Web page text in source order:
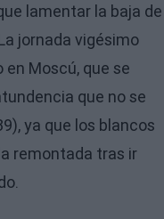
lamentar la baja de
jornada vigésimo
en Moscú, que se
que no se
ya que los blancos
remontada tras ir